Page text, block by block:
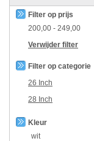
Filter op prijs
200,00 - 249,00
Verwijder filter
Filter op categorie
26 Inch
28 Inch
Kleur
wit